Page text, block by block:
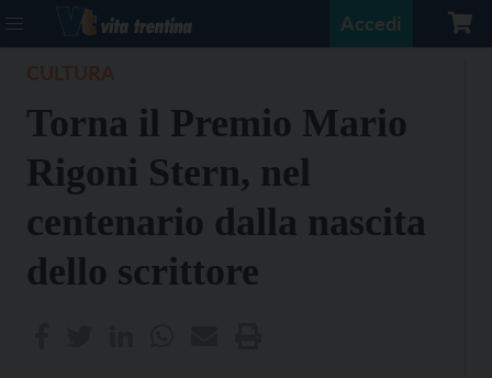
Accedi
Torna il Premio Mario
Rigoni Stern, nel
centenario dalla nascita
dello scrittore